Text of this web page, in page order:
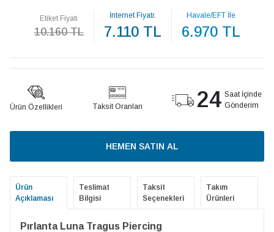
Etiket Fiyatı
10.160 TL
İnternet Fiyatı:
7.110 TL
Havale/EFT İle
6.970 TL
Ürün Özellikleri Taksit Oranları 24 Saat İçinde
Gönderim
HEMEN SATIN AL
Ürün
Açıklaması
Teslimat
Bilgisi
Taksit
Seçenekleri
Takım
Ürünleri
Pırlanta Luna Tragus Piercing